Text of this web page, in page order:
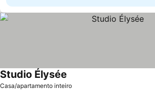
Casa/apartamento inteiro
Studio Élysée